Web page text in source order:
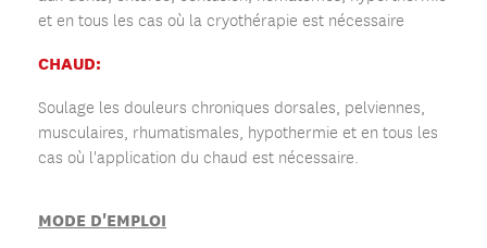
et en tous les cas où la cryothérapie est nécessaire
CHAUD:
Soulage les douleurs chroniques dorsales, pelviennes,
musculaires, rhumatismales, hypothermie et en tous les
cas où l'application du chaud est nécessaire.
MODE D'EMPLOI